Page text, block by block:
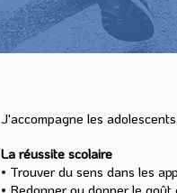
J'accompagne les
La réussite scolaire
• Trouver du sens dans les
• Redonner ou donner le goût